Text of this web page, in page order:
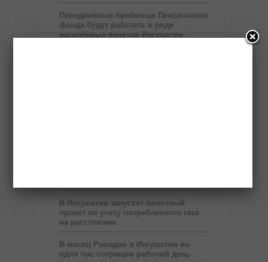
Передвижные приёмные Пенсионного
фонда будут работать в ряде
населённых пунктов Ингушетии
В Ингушетии запустят пилотный
проект по учету потребленного газа
на расстоянии
В месяц Рамадан в Ингушетии на
один час сокращен рабочий день